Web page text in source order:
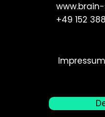
+49 152
Impressum